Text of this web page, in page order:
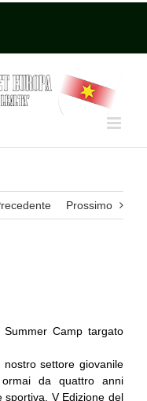
Prossimo
Camp targato
settore giovanile
da quattro anni
sportiva. V Edizione del